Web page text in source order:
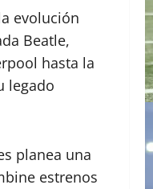
evolución
Beatle,
hasta la
legado
planea una
estrenos